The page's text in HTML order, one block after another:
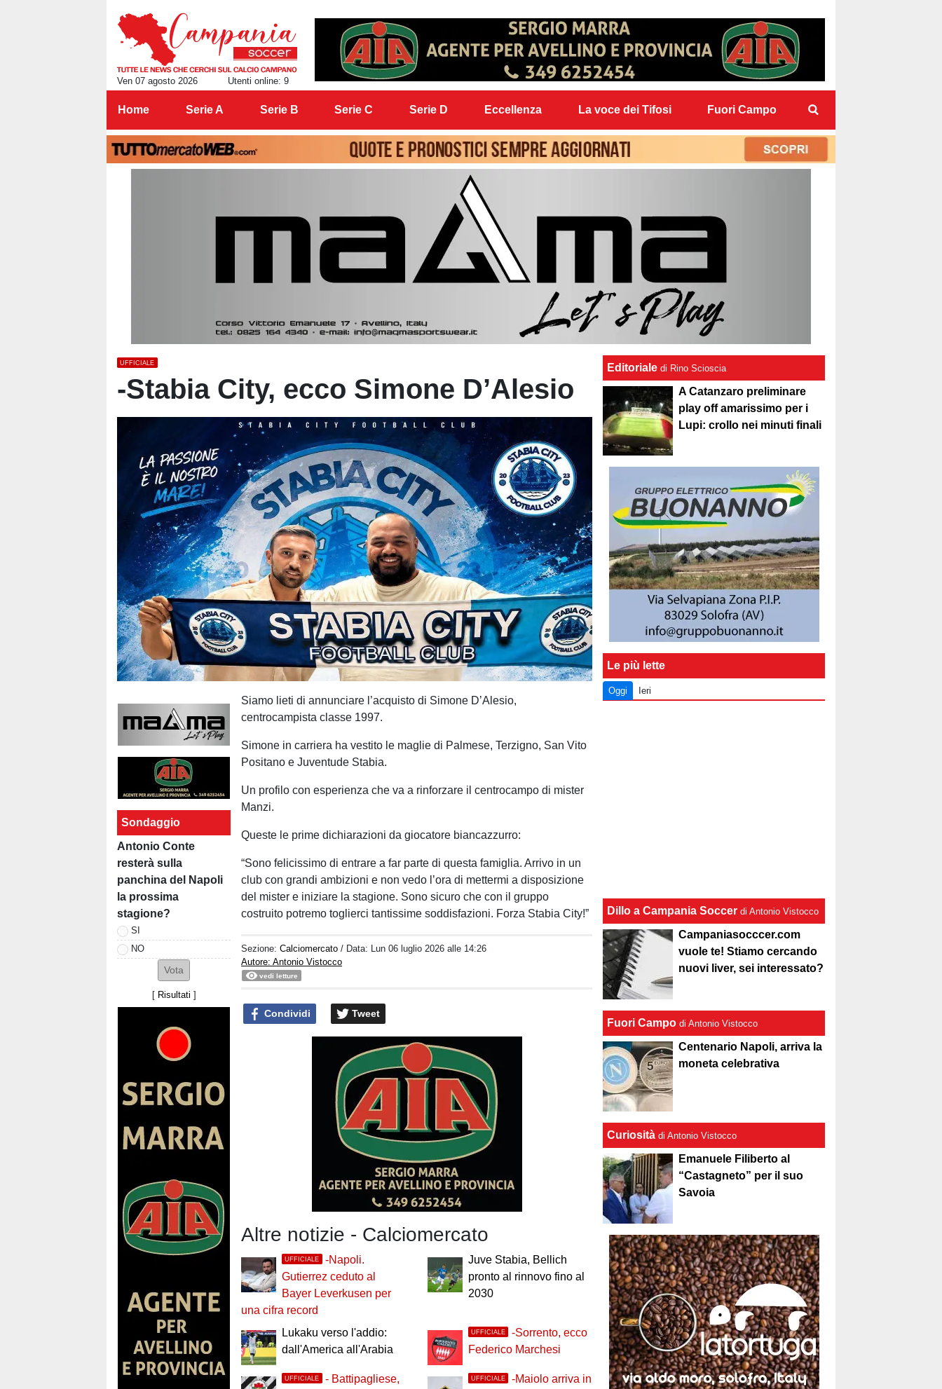
Ven 07 agosto 2026 Utenti online: 9
Home Serie A Serie B Serie C Serie D Eccellenza La voce dei Tifosi Fuori Campo
UFFICIALE
-Stabia City, ecco Simone D’Alesio
Sondaggio
Antonio Conte
resterà sulla
panchina del Napoli
la prossima
stagione?
SI
NO
[ Risultati ]
Siamo lieti di annunciare l’acquisto di Simone D’Alesio,
centrocampista classe 1997.
Simone in carriera ha vestito le maglie di Palmese, Terzigno, San Vito
Positano e Juventude Stabia.
Un profilo con esperienza che va a rinforzare il centrocampo di mister
Manzi.
Queste le prime dichiarazioni da giocatore biancazzurro:
“Sono felicissimo di entrare a far parte di questa famiglia. Arrivo in un
club con grandi ambizioni e non vedo l’ora di mettermi a disposizione
del mister e iniziare la stagione. Sono sicuro che con il gruppo
costruito potremo toglierci tantissime soddisfazioni. Forza Stabia City!”
Sezione:Calciomercato / Data: Lun 06 luglio 2026 alle 14:26
Autore: Antonio Vistocco
vedi letture
Condividi Tweet
Altre notizie - Calciomercato
UFFICIALE
-Napoli.
Gutierrez ceduto al
Bayer Leverkusen per
una cifra record
Juve Stabia, Bellich
pronto al rinnovo fino al
2030
Lukaku verso l'addio:
dall'America all'Arabia
UFFICIALE
-Sorrento, ecco
Federico Marchesi
UFFICIALE
- Battipagliese,
UFFICIALE
-Maiolo arriva in
Editoriale di Rino Scioscia
A Catanzaro preliminare
play off amarissimo per i
Lupi: crollo nei minuti finali
Le più lette
Oggi Ieri
Dillo a Campania Soccer di Antonio Vistocco
Campaniasocccer.com
vuole te! Stiamo cercando
nuovi liver, sei interessato?
Fuori Campo di Antonio Vistocco
Centenario Napoli, arriva la
moneta celebrativa
Curiosità di Antonio Vistocco
Emanuele Filiberto al
“Castagneto” per il suo
Savoia